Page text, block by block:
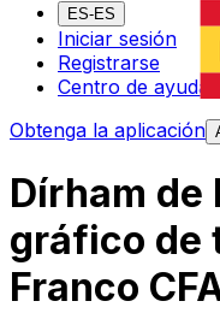
ES-ES
Iniciar sesión
Registrarse
Centro de ayuda
Obtenga la aplicación
Dírham de
gráfico de
Franco